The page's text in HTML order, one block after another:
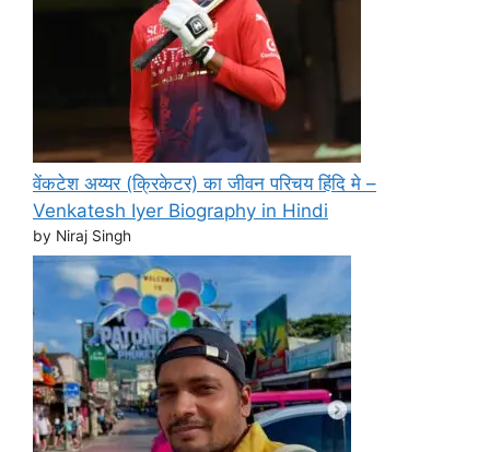
वेंकटेश अय्यर (क्रिकेटर) का जीवन परिचय हिंदि मे –
Venkatesh Iyer Biography in Hindi
by Niraj Singh